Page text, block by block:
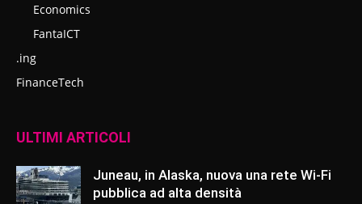
Economics
FantaICT
.ing
FinanceTech
ULTIMI ARTICOLI
Juneau, in Alaska, nuova una rete Wi-Fi
pubblica ad alta densità